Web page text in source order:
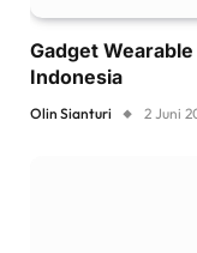
Gadget
Indonesia
Olin Sianturi 2 Juni